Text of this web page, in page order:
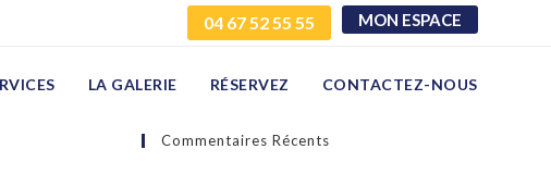
04 67 52 55 55 MON ESPACE
LA GALERIE RÉSERVEZ CONTACTEZ-NOUS
Commentaires Récents